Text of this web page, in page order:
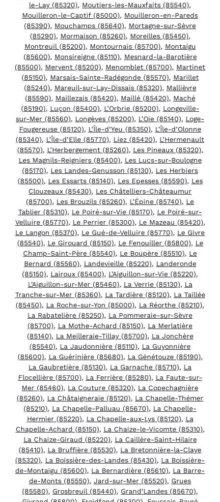
le-Lay (85320), Moutiers-les-Mauxfaits (85540),
Mouilleron-le-Captif (85000), Mouilleron-en-Pareds
(85390), Mouchamps (85640), Mortagne-sur-Sèvre
(85290), Mormaison (85260), Moreilles (85450),
Montreuil (85200), Montournais (85700), Montaigu
(85600), Monsireigne (85110), Mesnard-la-Barotière
(85500), Mervent (85200), Menomblet (85700), Martinet
(85150), Marsais-Sainte-Radégonde (85570), Marillet
(85240), Mareuil-sur-Lay-Dissais (85320), Mallièvre
(85590), Maillezais (85420), Maillé (85420), Maché
(85190), Luçon (85400), L’Orbrie (85200), Longeville-
sur-Mer (85560), Longèves (85200), L’Oie (85140), Loge-
Fougereuse (85120), L’Île-d’Yeu (85350), L’Île-d’Olonne
(85340), L’Île-d’Elle (85770), Liez (85420), L’Hermenault
(85570), L’Herbergement (85260), Les Pineaux (85320),
Les Magnils-Reigniers (85400), Les Lucs-sur-Boulogne
(85170), Les Landes-Genusson (85130), Les Herbiers
(85500), Les Essarts (85140), Les Epesses (85590), Les
Clouzeaux (85430), Les Châtelliers-Châteaumur
(85700), Les Brouzils (85260), L’Épine (85740), Le
Tablier (85310), Le Poiré-sur-Vie (85170), Le Poiré-sur-
Velluire (85770), Le Perrier (85300), Le Mazeau (85420),
Le Langon (85370), Le Gué-de-Velluire (85770), Le Givre
(85540), Le Girouard (85150), Le Fenouiller (85800), Le
Champ-Saint-Père (85540), Le Boupère (85510), Le
Bernard (85560), Landevieille (85220), Landeronde
(85150), Lairoux (85400), L’Aiguillon-sur-Vie (85220),
L’Aiguillon-sur-Mer (85460), La Verrie (85130), La
Tranche-sur-Mer (85360), La Tardière (85120), La Taillée
(85450), La Roche-sur-Yon (85000), La Réorthe (85210),
La Rabatelière (85250), La Pommeraie-sur-Sèvre
(85700), La Mothe-Achard (85150), La Merlatière
(85140), La Meilleraie-Tillay (85700), La Jonchère
(85540), La Jaudonnière (85110), La Guyonnière
(85600), La Guérinière (85680), La Génétouze (85190),
La Gaubretière (85130), La Garnache (85710), La
Flocellière (85700), La Ferrière (85280), La Faute-sur-
Mer (85460), La Couture (85320), La Copechagnière
(85260), La Châtaigneraie (85120), La Chapelle-Thémer
(85210), La Chapelle-Palluau (85670), La Chapelle-
Hermier (85220), La Chapelle-aux-Lys (85120), La
Chapelle-Achard (85150), La Chaize-le-Vicomte (85310),
La Chaize-Giraud (85220), La Caillère-Saint-Hilaire
(85410), La Bruffière (85530), La Bretonnière-la-Claye
(85320), La Boissière-des-Landes (85430), La Boissière-
de-Montaigu (85600), La Bernardière (85610), La Barre-
de-Monts (85550), Jard-sur-Mer (85520), Grues
(85580), Grosbreuil (85440), Grand’Landes (85670),